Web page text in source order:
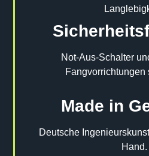
Not-Aus-Schalter
Fangvorrichtungen
Made in
Deutsche
Hand.